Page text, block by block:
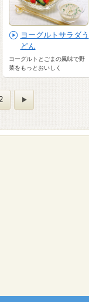
ヨーグルトサラダう
どん
ヨーグルトとごまの風味で野
菜をもっとおいしく